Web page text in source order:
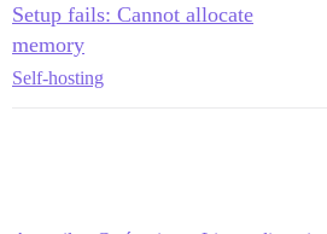
Setup fails: Cannot allocate
memory
Self-hosting